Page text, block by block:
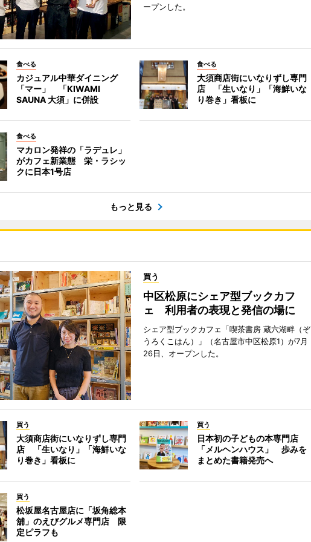
ープンした。
食べる
カジュアル中華ダイニング
「マー」 「KIWAMI
SAUNA 大須」に併設
食べる
大須商店街にいなりずし専門
店 「生いなり」「海鮮いな
り巻き」看板に
食べる
マカロン発祥の「ラデュレ」
がカフェ新業態 栄・ラシッ
クに日本1号店
もっと見る
買う
中区松原にシェア型ブックカフ
ェ 利用者の表現と発信の場に
シェア型ブックカフェ「喫茶書房 蔵六湖畔（ぞ
うろくこはん）」（名古屋市中区松原1）が7月
26日、オープンした。
買う
大須商店街にいなりずし専門
店 「生いなり」「海鮮いな
り巻き」看板に
買う
日本初の子どもの本専門店
「メルヘンハウス」 歩みを
まとめた書籍発売へ
買う
松坂屋名古屋店に「坂角総本
舖」のえびグルメ専門店 限
定ピラフも